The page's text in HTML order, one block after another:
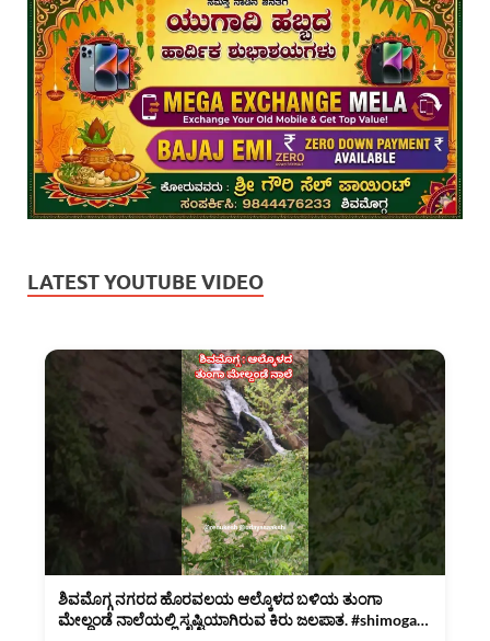
LATEST YOUTUBE VIDEO
ಶಿವಮೊಗ್ಗ ನಗರದ ಹೊರವಲಯ ಆಲ್ಕೊಳದ ಬಳಿಯ ತುಂಗಾ
ಮೇಲ್ದಂಡೆ ನಾಲೆಯಲ್ಲಿ ಸೃಷ್ಟಿಯಾಗಿರುವ ಕಿರು ಜಲಪಾತ. #shimoga